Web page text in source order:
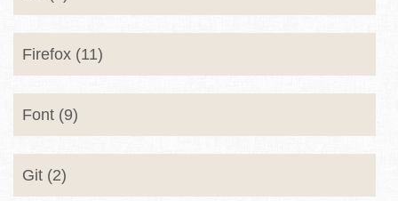
Firefox (11)
Font (9)
Git (2)